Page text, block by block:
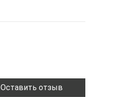
Оставить отзыв